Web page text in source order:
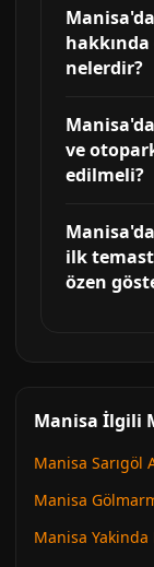
nelerdir?
ve
edilmeli?
ilk
özen
Manisa İlgili
Manisa Sarıgöl
Manisa
Manisa Yakinda